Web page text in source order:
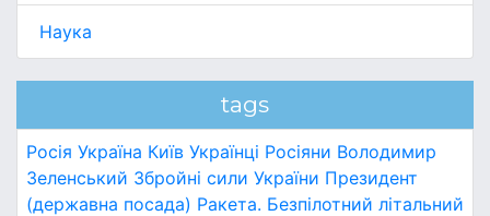
Наука
tags
Росія Україна Київ Українці Росіяни Володимир
Зеленський Збройні сили України Президент
(державна посада) Ракета. Безпілотний літальний